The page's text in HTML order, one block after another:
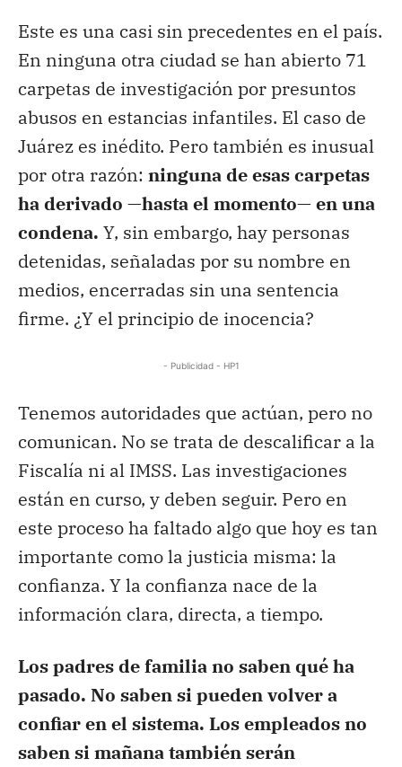
Este es una casi sin precedentes en el país.
En ninguna otra ciudad se han abierto 71
carpetas de investigación por presuntos
abusos en estancias infantiles. El caso de
Juárez es inédito. Pero también es inusual
por otra razón: ninguna de esas carpetas
ha derivado —hasta el momento— en una
condena. Y, sin embargo, hay personas
detenidas, señaladas por su nombre en
medios, encerradas sin una sentencia
firme. ¿Y el principio de inocencia?
- Publicidad - HP1
Tenemos autoridades que actúan, pero no
comunican. No se trata de descalificar a la
Fiscalía ni al IMSS. Las investigaciones
están en curso, y deben seguir. Pero en
este proceso ha faltado algo que hoy es tan
importante como la justicia misma: la
confianza. Y la confianza nace de la
información clara, directa, a tiempo.
Los padres de familia no saben qué ha
pasado. No saben si pueden volver a
confiar en el sistema. Los empleados no
saben si mañana también serán